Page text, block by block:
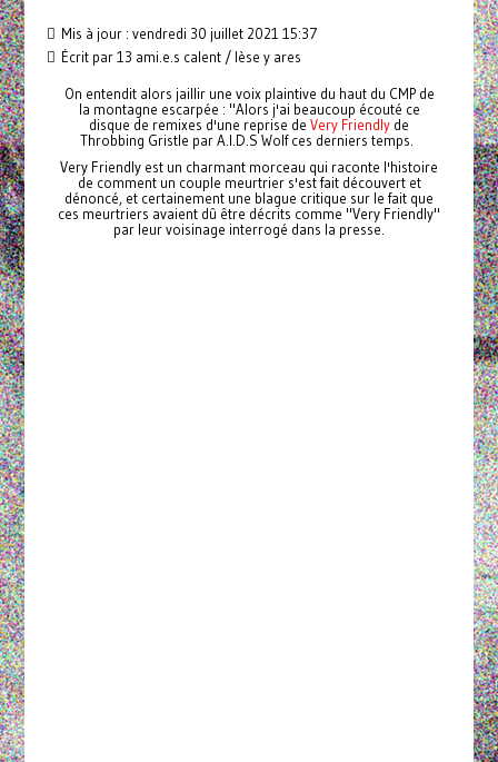
Mis à jour : vendredi 30 juillet 2021 15:37
Écrit par 13 ami.e.s calent / lèse y ares
On entendit alors jaillir une voix plaintive du haut du CMP de
la montagne escarpée : "Alors j'ai beaucoup écouté ce
disque de remixes d'une reprise de Very Friendly de
Throbbing Gristle par A.I.D.S Wolf ces derniers temps.
Very Friendly est un charmant morceau qui raconte l'histoire
de comment un couple meurtrier s'est fait découvert et
dénoncé, et certainement une blague critique sur le fait que
ces meurtriers avaient dû être décrits comme "Very Friendly"
par leur voisinage interrogé dans la presse.